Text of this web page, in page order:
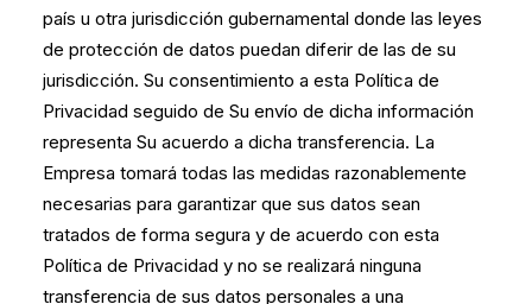
país u otra jurisdicción gubernamental donde las leyes
de protección de datos puedan diferir de las de su
jurisdicción. Su consentimiento a esta Política de
Privacidad seguido de Su envío de dicha información
representa Su acuerdo a dicha transferencia. La
Empresa tomará todas las medidas razonablemente
necesarias para garantizar que sus datos sean
tratados de forma segura y de acuerdo con esta
Política de Privacidad y no se realizará ninguna
transferencia de sus datos personales a una